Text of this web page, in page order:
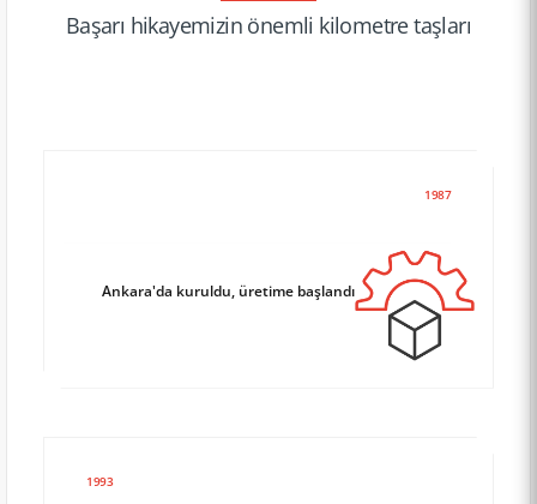
Başarı hikayemi­zin önemli kilometre taşları
1987
Ankara'da kuruldu, üretime başlandı
1993